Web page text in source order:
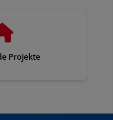
Projekte